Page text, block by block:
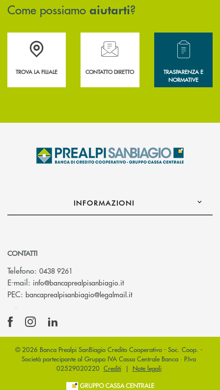
Come possiamo aiutarti?
Accedi all' elenco completo delle filiali .
TROVA LA FILIALE
Hai bisogno di assistenza immediata?
CONTATTO DIRETTO
Hai bisogno di
TRASPARENZA E
NORMATIVE
INFORMAZIONI
CONTATTI
Telefono: 0438 9261
E-mail: info@bancaprealpisanbiagio.it(si apre l’app di posta
PEC: bancaprealpisanbiagio@legalmail.it(si apre l’app di posta
© 2026 Banca Prealpi SanBiagio Credito Cooperativo - Soc. Coop. -
Società partecipante al Gruppo IVA Cassa Centrale Banca · P.Iva
02529020220 Crediti| Note legali